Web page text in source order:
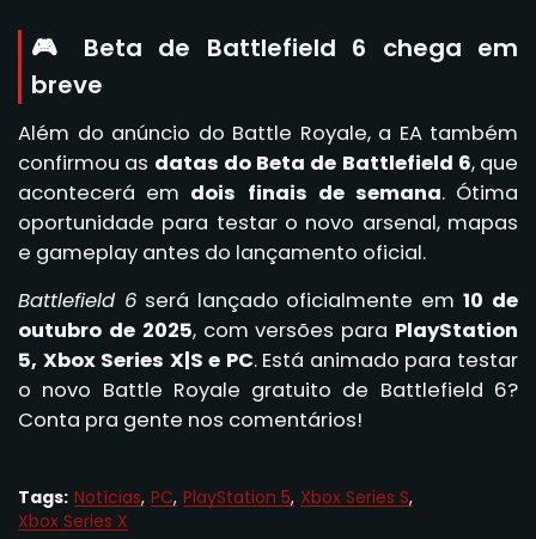
🎮 Beta de Battlefield 6 chega em
breve
Além do anúncio do Battle Royale, a EA também
confirmou as datas do Beta de Battlefield 6, que
acontecerá em dois finais de semana. Ótima
oportunidade para testar o novo arsenal, mapas
e gameplay antes do lançamento oficial.
Battlefield 6será lançado oficialmente em10 de
outubro de 2025, com versões para PlayStation
5, Xbox Series X|S e PC. Está animado para testar
o novo Battle Royale gratuito de Battlefield 6?
Conta pra gente nos comentários!
Tags: Notícias PC PlayStation 5 Xbox Series S
Xbox Series X